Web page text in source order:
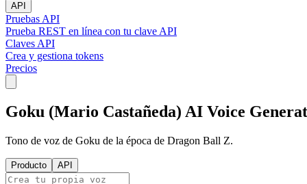
API
Pruebas API
Prueba REST en línea con tu clave API
Claves API
Crea y gestiona tokens
Precios
Goku (Mario Castañeda) AI Voice
Tono de voz de Goku de la época de Dragon Ball Z.
Producto API